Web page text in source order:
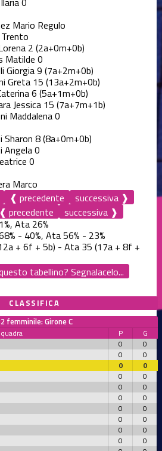
Mario Regulo
2 (2a+0m+0b)
Matilde 0
Giorgia9 (7a+2m+0b)
Greta 15 (13a+2m+0b)
6 (5a+1m+0b)
Jessica 15 (7a+7m+1b)
Maddalena0
8(8a+0m+0b)
Angela0
0
Marco
❰ precedente
successiva ❱
❰ precedente
successiva ❱
Ata 26%
- 40%, Ata 56% - 23%
+ 6f + 5b) - Ata 35 (17a + 8f +
tabellino? Segnalacelo...
CLASSIFICA
femminile: Girone C
P
G
0
0
0
0
0
0
0
0
0
0
0
0
0
0
0
0
0
0
0
0